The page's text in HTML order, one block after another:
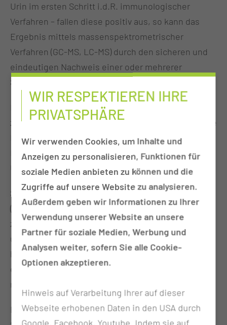
Urin im ersten Schritt i.d.R. immunologischer
Verfahren – fallen diese positiv aus, so kann das
Ergebnis mittels massenspektrometrischer
Verfahren (GC-MS, LC-MS) durch den sicheren und
eindeutigen Nachweis einer oder mehrerer
Substanzen verifiziert werden.
Liegt ein potentieller Konsum schon etwas länger
zurück (keine aktuelle Wirkung) so können durch die
Kombination von extraktiven Verfahren mit LC-MS
Drogen/Missbrauchssubstanzen beispielsweise im
Urin im Spurenbereich nachgewiesen werden.
Soll im Zuge eines Abstinenzprogrammes ein initial
(& ggf. im Verlauf mehrfach weiter) positiver Patient
zum Ausschluss eines aktuellen Konsums
überwacht werden, so können auch im Urin
halbquantitative, auf Creatinin normierte Werte
erstellt werden, die eine Aussage über einen
möglichen Nachkonsum erlauben.
Befindet sich der Proband in einem
WIR RESPEKTIEREN IHRE
PRIVATSPHÄRE
Wir verwenden Cookies, um Inhalte und
Anzeigen zu personalisieren, Funktionen für
soziale Medien anbieten zu können und die
Zugriffe auf unsere Website zu analysieren.
Außerdem geben wir Informationen zu Ihrer
Verwendung unserer Website an unsere
Partner für soziale Medien, Werbung und
Analysen weiter, sofern Sie alle Cookie-
Optionen akzeptieren.
Hinweis auf Verarbeitung Ihrer auf dieser
Webseite erhobenen Daten in den USA durch
Google, Facebook, Youtube. Indem sie auf